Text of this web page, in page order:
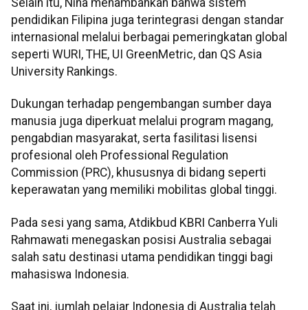
pendidikan Filipina juga terintegrasi dengan standar
internasional melalui berbagai pemeringkatan global
seperti WURI, THE, UI GreenMetric, dan QS Asia
University Rankings.
Dukungan terhadap pengembangan sumber daya
manusia juga diperkuat melalui program magang,
pengabdian masyarakat, serta fasilitasi lisensi
profesional oleh Professional Regulation
Commission (PRC), khususnya di bidang seperti
keperawatan yang memiliki mobilitas global tinggi.
Pada sesi yang sama, Atdikbud KBRI Canberra Yuli
Rahmawati menegaskan posisi Australia sebagai
salah satu destinasi utama pendidikan tinggi bagi
mahasiswa Indonesia.
Saat ini, jumlah pelajar Indonesia di Australia telah